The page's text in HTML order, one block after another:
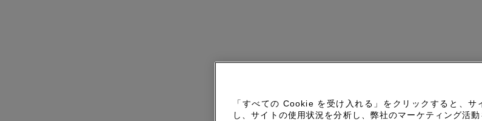
「すべての Cookie を受け入れる」をクリックすると、サ
し、サイトの使用状況を分析し、弊社のマーケティング活